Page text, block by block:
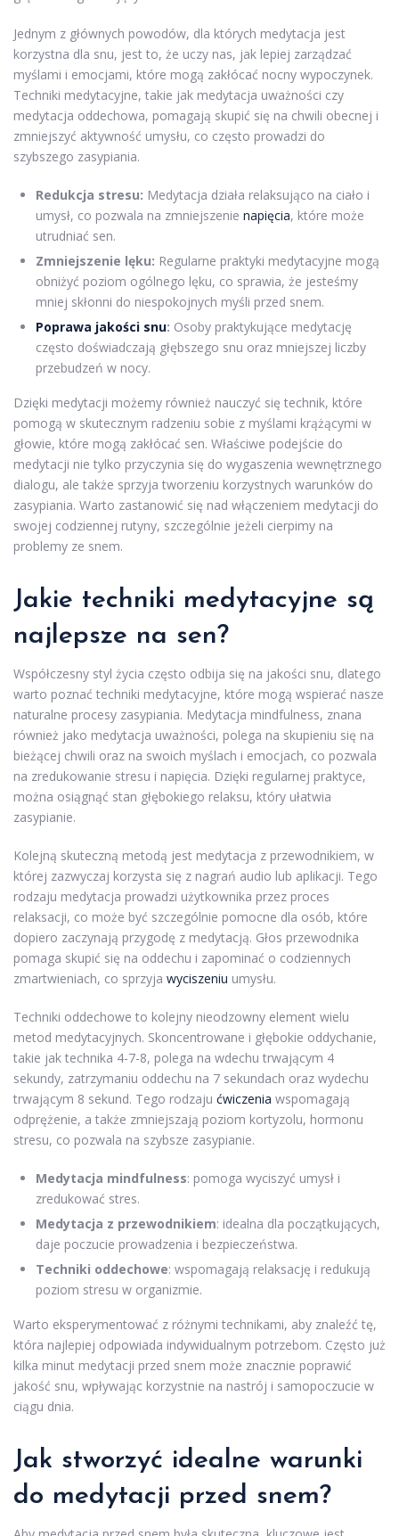
Jednym z głównych powodów, dla których medytacja jest
korzystna dla snu, jest to, że uczy nas, jak lepiej zarządzać
myślami i emocjami, które mogą zakłócać nocny wypoczynek.
Techniki medytacyjne, takie jak medytacja uważności czy
medytacja oddechowa, pomagają skupić się na chwili obecnej i
zmniejszyć aktywność umysłu, co często prowadzi do
szybszego zasypiania.
Redukcja stresu: Medytacja działa relaksująco na ciało i
umysł, co pozwala na zmniejszenie napięcia, które może
utrudniać sen.
Zmniejszenie lęku: Regularne praktyki medytacyjne mogą
obniżyć poziom ogólnego lęku, co sprawia, że jesteśmy
mniej skłonni do niespokojnych myśli przed snem.
Poprawa jakości snu: Osoby praktykujące medytację
często doświadczają głębszego snu oraz mniejszej liczby
przebudzeń w nocy.
Dzięki medytacji możemy również nauczyć się technik, które
pomogą w skutecznym radzeniu sobie z myślami krążącymi w
głowie, które mogą zakłócać sen. Właściwe podejście do
medytacji nie tylko przyczynia się do wygaszenia wewnętrznego
dialogu, ale także sprzyja tworzeniu korzystnych warunków do
zasypiania. Warto zastanowić się nad włączeniem medytacji do
swojej codziennej rutyny, szczególnie jeżeli cierpimy na
problemy ze snem.
Jakie techniki medytacyjne są
najlepsze na sen?
Współczesny styl życia często odbija się na jakości snu, dlatego
warto poznać techniki medytacyjne, które mogą wspierać nasze
naturalne procesy zasypiania. Medytacja mindfulness, znana
również jako medytacja uważności, polega na skupieniu się na
bieżącej chwili oraz na swoich myślach i emocjach, co pozwala
na zredukowanie stresu i napięcia. Dzięki regularnej praktyce,
można osiągnąć stan głębokiego relaksu, który ułatwia
zasypianie.
Kolejną skuteczną metodą jest medytacja z przewodnikiem, w
której zazwyczaj korzysta się z nagrań audio lub aplikacji. Tego
rodzaju medytacja prowadzi użytkownika przez proces
relaksacji, co może być szczególnie pomocne dla osób, które
dopiero zaczynają przygodę z medytacją. Głos przewodnika
pomaga skupić się na oddechu i zapominać o codziennych
zmartwieniach, co sprzyja wyciszeniu umysłu.
Techniki oddechowe to kolejny nieodzowny element wielu
metod medytacyjnych. Skoncentrowane i głębokie oddychanie,
takie jak technika 4-7-8, polega na wdechu trwającym 4
sekundy, zatrzymaniu oddechu na 7 sekundach oraz wydechu
trwającym 8 sekund. Tego rodzaju ćwiczenia wspomagają
odprężenie, a także zmniejszają poziom kortyzolu, hormonu
stresu, co pozwala na szybsze zasypianie.
Medytacja mindfulness: pomoga wyciszyć umysł i
zredukować stres.
Medytacja z przewodnikiem: idealna dla początkujących,
daje poczucie prowadzenia i bezpieczeństwa.
Techniki oddechowe: wspomagają relaksację i redukują
poziom stresu w organizmie.
Warto eksperymentować z różnymi technikami, aby znaleźć tę,
która najlepiej odpowiada indywidualnym potrzebom. Często już
kilka minut medytacji przed snem może znacznie poprawić
jakość snu, wpływając korzystnie na nastrój i samopoczucie w
ciągu dnia.
Jak stworzyć idealne warunki
do medytacji przed snem?